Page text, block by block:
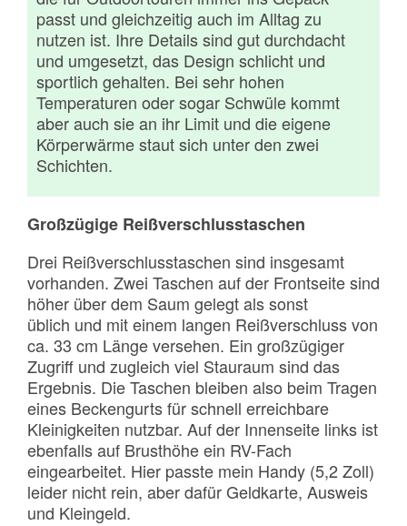
passt und gleichzeitig auch im Alltag zu
nutzen ist. Ihre Details sind gut durchdacht
und umgesetzt, das Design schlicht und
sportlich gehalten. Bei sehr hohen
Temperaturen oder sogar Schwüle kommt
aber auch sie an ihr Limit und die eigene
Körperwärme staut sich unter den zwei
Schichten.
Großzügige Reißverschlusstaschen
Drei Reißverschlusstaschen sind insgesamt
vorhanden. Zwei Taschen auf der Frontseite sind
höher über dem Saum gelegt als sonst
üblich und mit einem langen Reißverschluss von
ca. 33 cm Länge versehen. Ein großzügiger
Zugriff und zugleich viel Stauraum sind das
Ergebnis. Die Taschen bleiben also beim Tragen
eines Beckengurts für schnell erreichbare
Kleinigkeiten nutzbar. Auf der Innenseite links ist
ebenfalls auf Brusthöhe ein RV-Fach
eingearbeitet. Hier passte mein Handy (5,2 Zoll)
leider nicht rein, aber dafür Geldkarte, Ausweis
und Kleingeld.